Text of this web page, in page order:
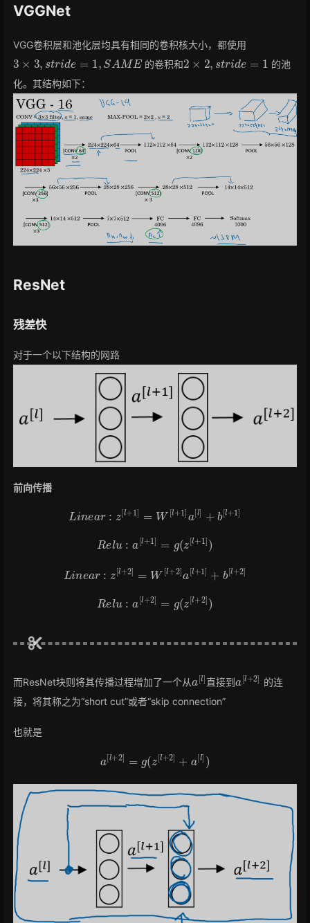
VGGNet
VGG卷积层和池化层均具有相同的卷积核大小，都使用
3 3, d e SA M E
的卷积和
2 ,s de=
的池
化。其结构如下：
ResNet
残差快
对于一个以下结构的网路
前向传播
L i l+1] W[l+1]a l]+ [l +1]
R el l+1] z[ +1])
L n +2]= [l+2]a +1] [ +2]
Re lu +2] z[ +2])
而ResNet块则将其传播过程增加了一个从
[l]
直接到
[l +2 ]
的连
接，将其称之为“short cut”或者“skip connection”
也就是
[l+2 (z [l+2 [l])